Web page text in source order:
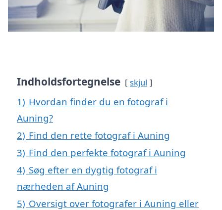
Indholdsfortegnelse skjul
1) Hvordan finder du en fotograf i
Auning?
2) Find den rette fotograf i Auning
3) Find den perfekte fotograf i Auning
4) Søg efter en dygtig fotograf i
nærheden af Auning
5) Oversigt over fotografer i Auning eller